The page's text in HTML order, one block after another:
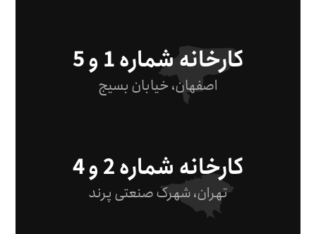
کارخانه شماره 1 و 5
اصفهان، خیابان بسیج
کارخانه شماره 2 و 4
تهران، شهرک صنعتی پرند